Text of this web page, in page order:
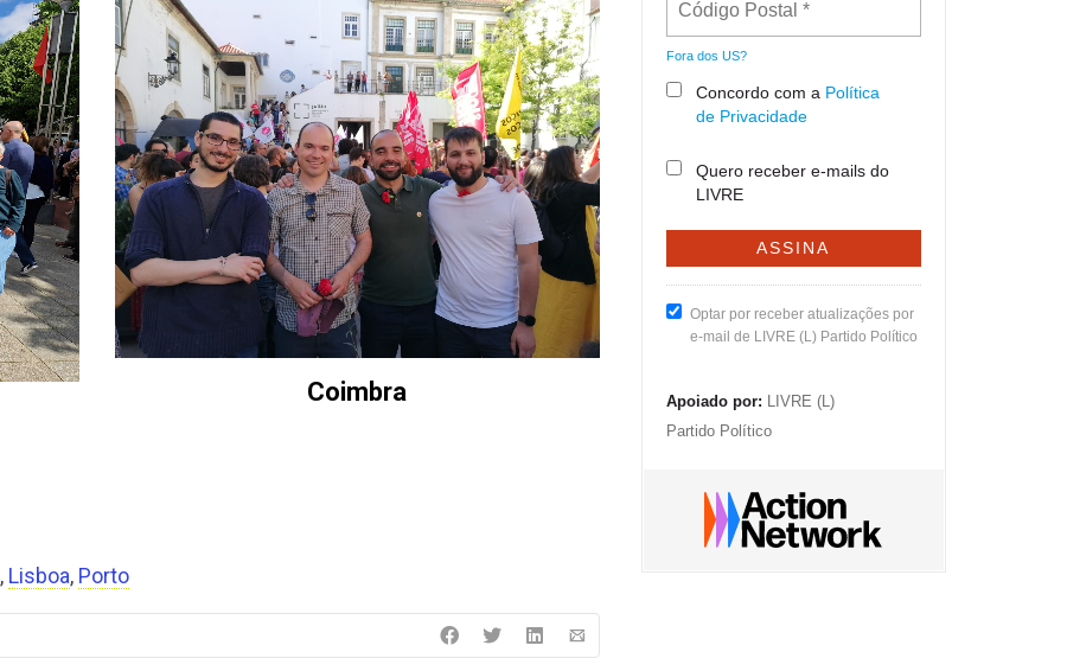
Coimbra
, Lisboa, Porto
Fora dos US?
Concordo com a Política
de Privacidade
Quero receber e-mails do
LIVRE
Optar por receber atualizações por
e-mail de LIVRE (L) Partido Político
Apoiado por: LIVRE (L)
Partido Político